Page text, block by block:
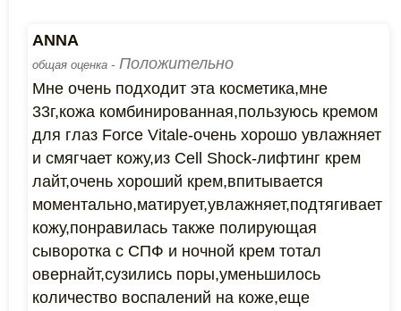
ANNA
общая оценка - Положительно
Мне очень подходит эта косметика,мне
33г,кожа комбинированная,пользуюсь кремом
для глаз Force Vitale-очень хорошо увлажняет
и смягчает кожу,из Cell Shock-лифтинг крем
лайт,очень хороший крем,впитывается
моментально,матирует,увлажняет,подтягивает
кожу,понравилась также полирующая
сыворотка с СПФ и ночной крем тотал
овернайт,сузились поры,уменьшилось
количество воспалений на коже,еще